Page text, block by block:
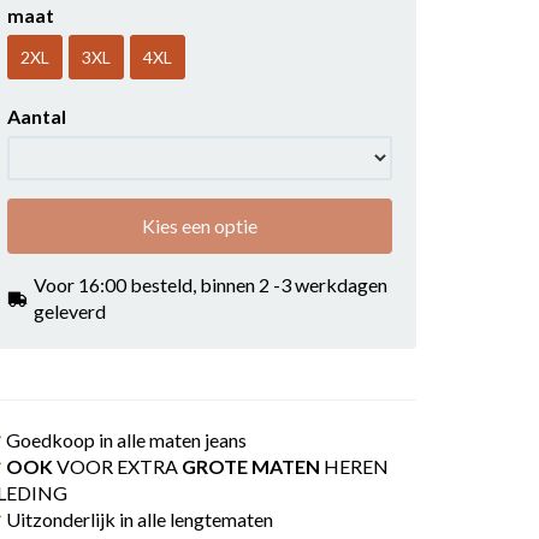
maat
2XL 3XL 4XL
Aantal
Kies een optie
Voor 16:00 besteld, binnen 2 -3 werkdagen
geleverd
Goedkoop in alle maten jeans
OOKVOOR EXTRA GROTE MATEN HEREN
Uitzonderlijk in alle lengtematen